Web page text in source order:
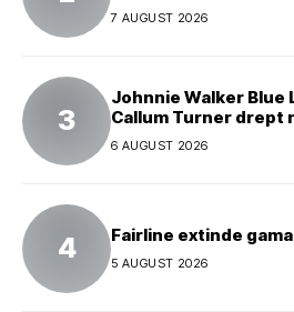
7 AUGUST 2026
Johnnie Walker Blue
Callum Turner drept
global al mărcii
6 AUGUST 2026
Fairline extinde
5 AUGUST 2026